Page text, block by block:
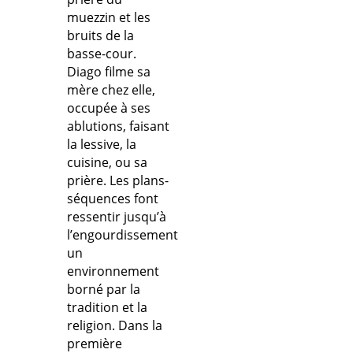
muezzin et les
bruits de la
basse-cour.
Diago filme sa
mère chez elle,
occupée à ses
ablutions, faisant
la lessive, la
cuisine, ou sa
prière. Les plans-
séquences font
ressentir jusqu’à
l’engourdissement
un
environnement
borné par la
tradition et la
religion. Dans la
première